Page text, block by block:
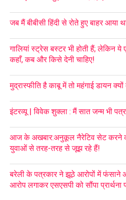
जब मैं बीबीसी हिंदी से रोते हुए बाहर आया
गालियां स्ट्रेस बस्टर भी होती हैं; लेकिन ये
कहाँ, कब और किसे देनी चाहिए!
मुद्रास्फीति है काबू में तो महंगाई डायन क्यों
इंटरव्यू | विवेक शुक्ला : मैं सात जन्म भी
आज के अखबार:अनुकूल नैरेटिव सेट करने
युवाओं से तरह-तरह से जूझ रहे हैं!
बरेली के पत्रकार ने झूठे आरोपों में फंसाने
आरोप लगाकर एसएसपी को सौंपा प्रार्थना